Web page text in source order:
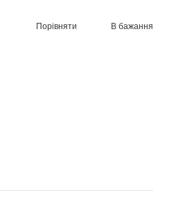
Порівняти В бажання